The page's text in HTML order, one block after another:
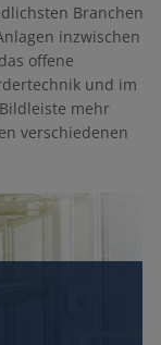
Branchen
inzwischen
offene
und im
mehr
verschiedenen